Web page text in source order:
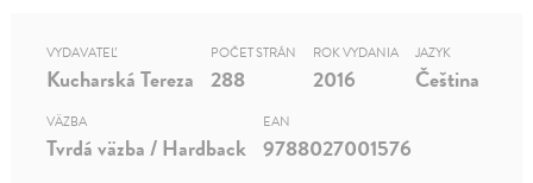
VYDAVATEĽ
Kucharská Tereza
POČET STRÁN
288
ROK VYDANIA
2016
JAZYK
Čeština
VÄZBA
Tvrdá väzba / Hardback
EAN
9788027001576